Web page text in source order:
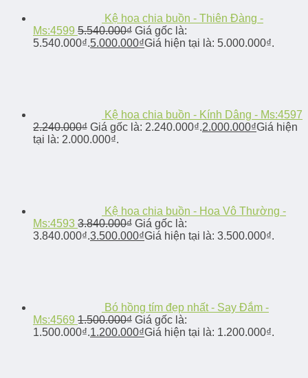
Kệ hoa chia buồn - Thiên Đàng -
Ms:4599 5.540.000₫ Giá gốc là:
5.540.000₫.5.000.000₫Giá hiện tại là: 5.000.000₫.
Kệ hoa chia buồn - Kính Dâng - Ms:4597
2.240.000₫ Giá gốc là: 2.240.000₫.2.000.000₫Giá hiện
tại là: 2.000.000₫.
Kệ hoa chia buồn - Hoa Vô Thường -
Ms:4593 3.840.000₫ Giá gốc là:
3.840.000₫.3.500.000₫Giá hiện tại là: 3.500.000₫.
Bó hồng tím đẹp nhất - Say Đắm -
Ms:4569 1.500.000₫ Giá gốc là:
1.500.000₫.1.200.000₫Giá hiện tại là: 1.200.000₫.